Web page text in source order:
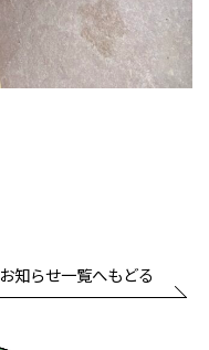
お知らせ一覧へもどる